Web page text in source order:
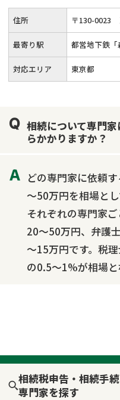
住所 〒130-0023
最寄り駅 都営地下鉄「
対応エリア 東京都
相続について専門
らかかりますか？
どの専門家に依頼
～50万円を相場と
それぞれの専門家
20～50万円、弁護
～15万円です。税
の0.5～1%が相場と
相続税申告・相続手
専門家を探す